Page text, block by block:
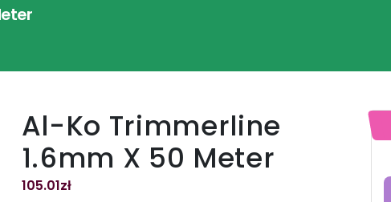
Al-Ko Trimmerline
1.6mm X 50 Meter
105.01zł